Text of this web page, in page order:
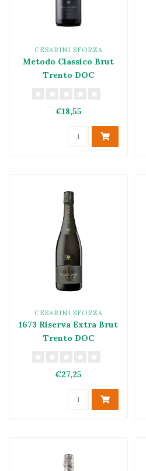
CESARINI SFORZA
Metodo Classico Brut
Trento DOC
€18,55
CESARINI SFORZA
1673 Riserva Extra Brut
Trento DOC
€27,25